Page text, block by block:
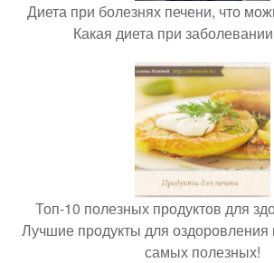
Диета при болезнях печени, что
Какая диета при
Топ-10 полезных продуктов для
Лучшие продукты для
самых полезных!